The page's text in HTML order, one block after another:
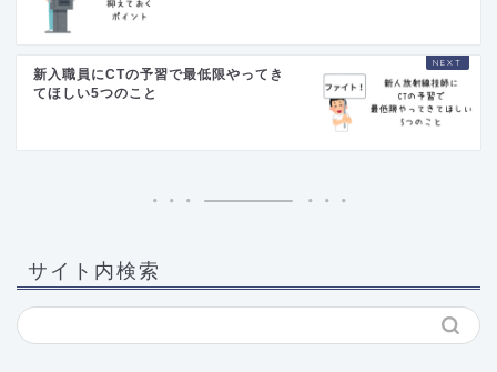
新入職員にCTの予習で最低限やってき
てほしい5つのこと
サイト内検索